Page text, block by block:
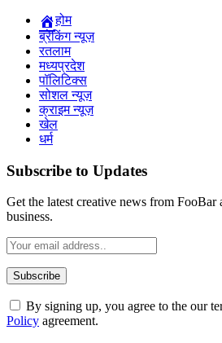
होम
ब्रेकिंग न्यूज़
रतलाम
मध्यप्रदेश
पॉलिटिक्स
सोशल न्यूज़
क्राइम न्यूज़
खेल
धर्म
Subscribe to Updates
Get the latest creative news from FooBar
business.
By signing up, you agree to the our
Policy agreement.